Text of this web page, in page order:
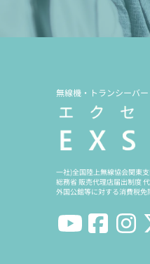
無線機・トランシーバ
一社)全国陸上無線協会関東
総務省 販売代理店届出制度
外国公館等に対する消費税免